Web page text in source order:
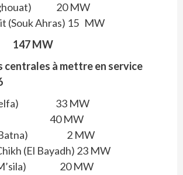
20 MW
(Souk Ahras) 15 MW
MW
centrales à mettre en service
33 MW
40 MW
(Batna) 2 MW
(El Bayadh) 23 MW
(M’sila) 20 MW